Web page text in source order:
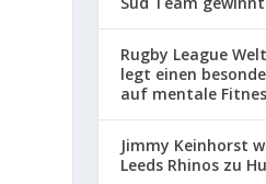
Rugby League
legt einen
auf mentale
Jimmy Keinhorst
Leeds Rhinos zu